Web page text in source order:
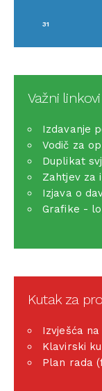
31
Važni linkovi
Izdavanje
Vodič za
Duplikat
Zahtjev za
Izjava o
Grafike -
Kutak za
Izvješća
Klavirski
Plan rada